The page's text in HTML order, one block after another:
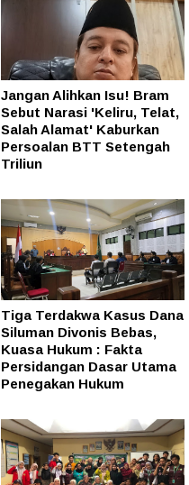
Jangan Alihkan Isu! Bram
Sebut Narasi 'Keliru, Telat,
Salah Alamat' Kaburkan
Persoalan BTT Setengah
Triliun
Tiga Terdakwa Kasus Dana
Siluman Divonis Bebas,
Kuasa Hukum : Fakta
Persidangan Dasar Utama
Penegakan Hukum